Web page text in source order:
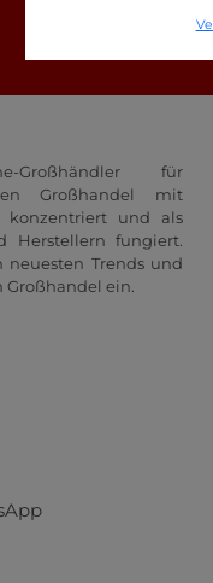
für
Großhandel mit
konzentriert und als
Herstellern fungiert.
Trends und
ein.